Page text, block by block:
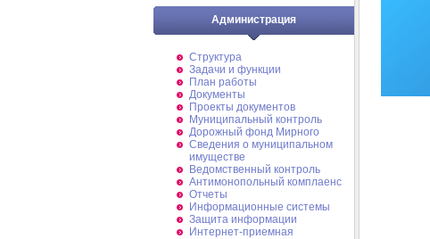
Администрация
Структура
Задачи и функции
План работы
Документы
Проекты документов
Муниципальный контроль
Дорожный фонд Мирного
Cведения о муниципальном
имуществе
Ведомственный контроль
Антимонопольный комплаенс
Отчеты
Информационные системы
Защита информации
Интернет-приемная